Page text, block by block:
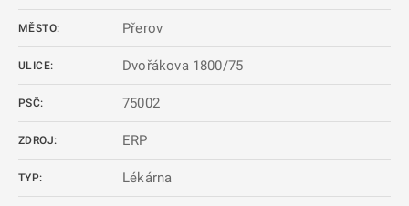
MĚSTO: Přerov
ULICE: Dvořákova 1800/75
PSČ: 75002
ZDROJ: ERP
TYP: Lékárna